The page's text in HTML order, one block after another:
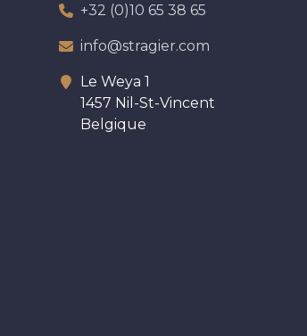
+32 (0)10 65 38 65
info@stragier.com
Le Weya 1
1457 Nil-St-Vincent
Belgique